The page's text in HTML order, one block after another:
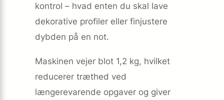
kontrol – hvad enten du skal lave
dekorative profiler eller finjustere
dybden på en not.
Maskinen vejer blot 1,2 kg, hvilket
reducerer træthed ved
længerevarende opgaver og giver